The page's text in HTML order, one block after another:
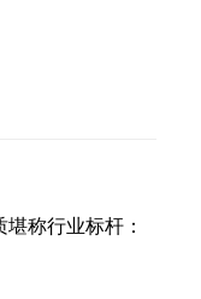
称行业标杆：